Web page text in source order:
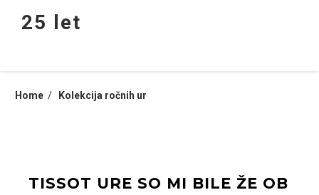
25 let
Home Kolekcija ročnih ur
TISSOT URE SO MI BILE ŽE OB